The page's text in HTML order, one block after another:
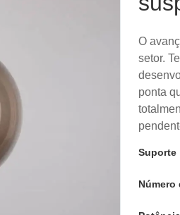
O
setor.
ponta
Suporte
Número